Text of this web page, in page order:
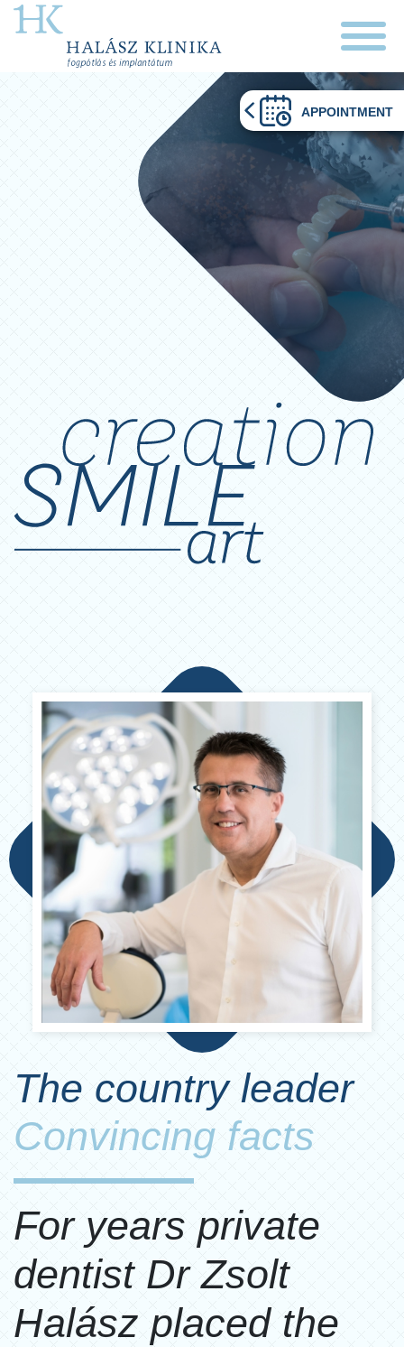
APPOINTMENT
The country leader
Convincing facts
For years private
dentist Dr Zsolt
Halász placed the